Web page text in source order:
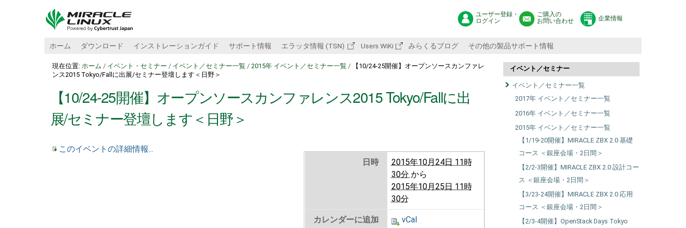
ユーザー登録・
ログイン
ご購入の
お問い合わせ
企業情報
ホーム ダウンロード インストレーションガイド サポート情報 エラッタ情報 (TSN) Users WiKi みらくるブログ その他の製品サポート情報
現在位置: ホーム / イベント・セミナー / イベント／セミナー一覧 / 2015年 イベント／セミナー一覧 /
【10/24-25開催】オープンソースカンファレ
ンス2015 Tokyo/Fallに出展/セミナー登壇します＜日野＞
【10/24-25開催】オープンソースカンファレンス2015 Tokyo/Fallに出
展/セミナー登壇します＜日野＞
日時
2015年10月24日 11時
30分 から
2015年10月25日 11時
30分
カレンダーに追加
vCal
このイベントの詳細情報...
イベント／セミナー
イベント／セミナー一覧
2017年 イベント／セミナー一覧
2016年 イベント／セミナー一覧
2015年 イベント／セミナー一覧
【1/19-20開催】MIRACLE ZBX 2.0 基礎
コース ＜銀座会場・2日間＞
【2/2-3開催】MIRACLE ZBX 2.0 設計コー
ス ＜銀座会場・2日間＞
【3/23-24開催】MIRACLE ZBX 2.0 応用
コース ＜銀座会場・2日間＞
【2/3-4開催】OpenStack Days Tokyo